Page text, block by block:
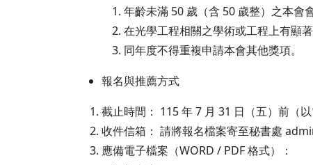
年齡未滿 50 歲（含 50 歲整）之本會會
在光學工程相關之學術或工程上有顯
同年度不得重複申請本會其他獎項。
報名與推薦方式
截止時間： 115 年 7 月 31 日（五）前（
收件信箱： 請將報名檔案寄至秘書處
應備電子檔案（WORD / PDF 格式）：